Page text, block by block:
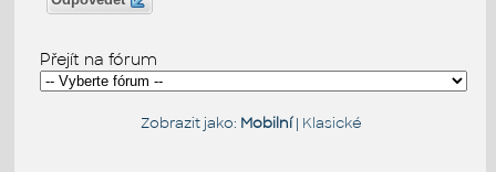
Přejít na fórum
Zobrazit jako: Mobilní| Klasické